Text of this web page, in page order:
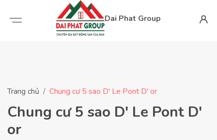
Dai Phat Group
Trang chủ Chung cư 5 sao D' Le Pont D' or
Chung cư 5 sao D' Le Pont D'
or